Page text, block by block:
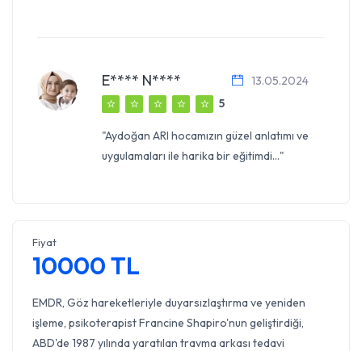
E**** N****
13.05.2024
5
"Aydoğan ARI hocamızın güzel anlatımı ve
uygulamaları ile harika bir eğitimdi..."
Fiyat
10000 TL
EMDR, Göz hareketleriyle duyarsızlaştırma ve yeniden
işleme, psikoterapist Francine Shapiro'nun geliştirdiği,
ABD'de 1987 yılında yaratılan travma arkası tedavi